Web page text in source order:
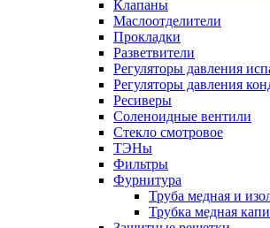
Клапаны
Маслоотделители
Прокладки
Разветвители
Регуляторы давления
Регуляторы давления
Ресиверы
Соленоидные вентили
Стекло смотровое
ТЭНы
Фильтры
Фурнитура
Труба медная и
Трубка медная